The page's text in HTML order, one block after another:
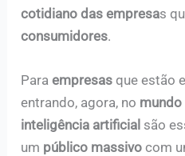
cotidiano das empresas
consumidores.
Paraempresasque estão
entrando, agora, no
inteligência artificial são
um público massivo com